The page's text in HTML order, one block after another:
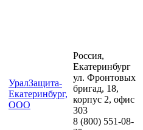
УралЗащита-
Екатеринбург,
ООО
Россия,
Екатеринбург
ул. Фронтовых
бригад, 18,
корпус 2, офис
303
8 (800) 551-08-